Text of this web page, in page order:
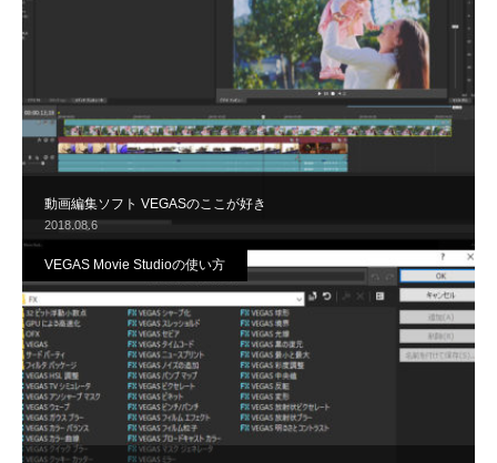
動画編集ソフト VEGASのここが好き
2018.08.6
VEGAS Movie Studioの使い方